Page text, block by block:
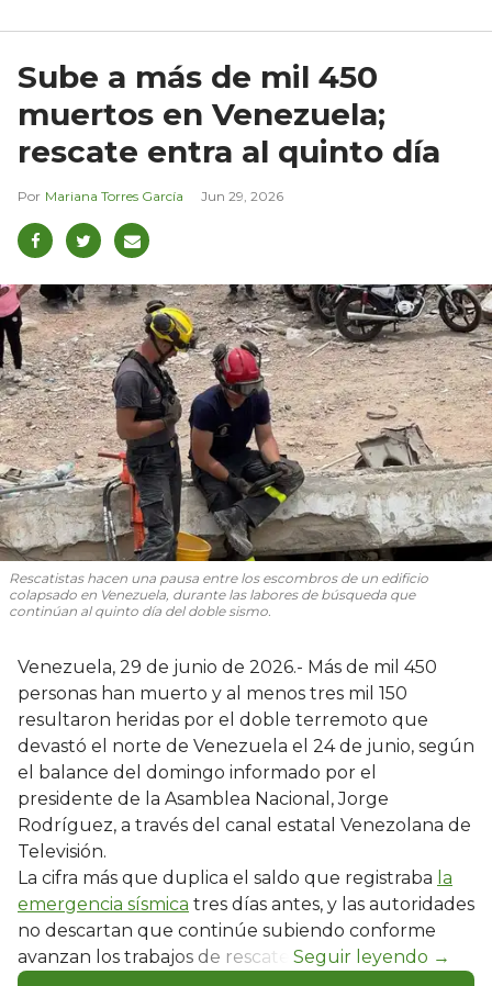
Sube a más de mil 450
muertos en Venezuela;
rescate entra al quinto día
Mariana Torres García Jun 29, 2026
Rescatistas hacen una pausa entre los escombros de un edificio
colapsado en Venezuela, durante las labores de búsqueda que
continúan al quinto día del doble sismo.
Venezuela, 29 de junio de 2026.- Más de mil 450
personas han muerto y al menos tres mil 150
resultaron heridas por el doble terremoto que
devastó el norte de Venezuela el 24 de junio, según
el balance del domingo informado por el
presidente de la Asamblea Nacional, Jorge
Rodríguez, a través del canal estatal Venezolana de
Televisión.
La cifra más que duplica el saldo que registraba la
emergencia sísmica tres días antes, y las autoridades
no descartan que continúe subiendo conforme
avanzan los trabajos de rescate.